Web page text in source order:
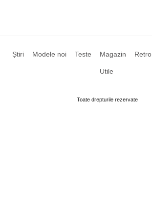
Știri Modele noi Teste Magazin Retro
Utile
Toate drepturile rezervate